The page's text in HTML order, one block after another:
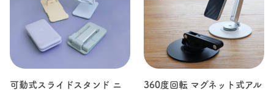
可動式スライドスタンド ニ
360度回転 マグネット式アル